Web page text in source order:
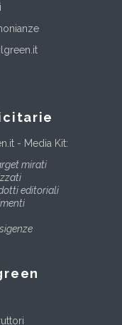
- Media Kit:
mirati
editoriali